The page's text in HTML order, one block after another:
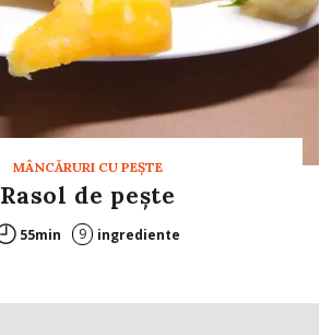
MÂNCĂRURI CU PEŞTE
Rasol de peşte
55min 9 ingrediente